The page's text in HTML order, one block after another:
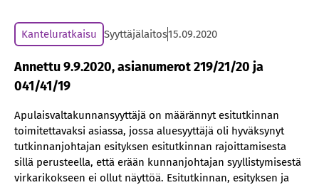
Kanteluratkaisu Syyttäjälaitos15.09.2020
Annettu 9.9.2020, asianumerot 219/21/20 ja
041/41/19
Apulaisvaltakunnansyyttäjä on määrännyt esitutkinnan
toimitettavaksi asiassa, jossa aluesyyttäjä oli hyväksynyt
tutkinnanjohtajan esityksen esitutkinnan rajoittamisesta
sillä perusteella, että erään kunnanjohtajan syyllistymisestä
virkarikokseen ei ollut näyttöä. Esitutkinnan, esityksen ja